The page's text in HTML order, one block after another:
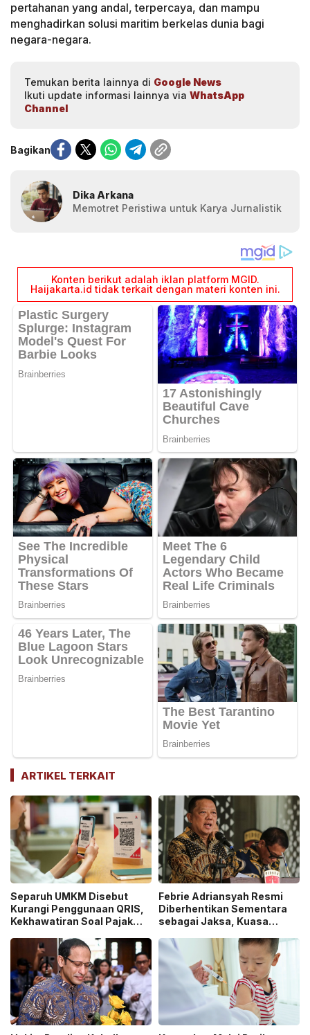
pertahanan yang andal, terpercaya, dan mampu
menghadirkan solusi maritim berkelas dunia bagi
negara-negara.
Temukan berita lainnya di Google News
Ikuti update informasi lainnya via WhatsApp
Channel
Bagikan
Dika Arkana
Memotret Peristiwa untuk Karya Jurnalistik
ARTIKEL TERKAIT
Separuh UMKM Disebut
Kurangi Penggunaan QRIS,
Kekhawatiran Soal Pajak
Sorotan!
Febrie Adriansyah Resmi
Diberhentikan Sementara
sebagai Jaksa, Kuasa
Praperadilan!